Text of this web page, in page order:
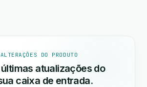
DO PRODUTO
atualizações do
caixa de entrada.